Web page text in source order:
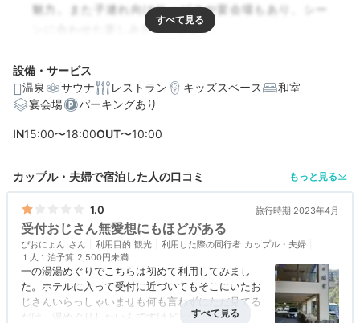
魅力。また子連れ向けサービスや宴会場もあり、シー
ンに合わせた楽しみ方ができます。
編集部おすすめの３つのポイント
ゆったりと温泉を楽しめる、宿泊者無料の貸切風呂
金目鯛の煮付けや肉料理も楽しめる、創作和食料理
設備・サービス
温泉
サウナ レストラン キッズスペース
和室
宴会場
パーキングあり
IN15:00〜18:00OUT〜10:00
カップル・夫婦で宿泊した人の口コミ もっと見る
1.0 旅行時期 2023年4月
受付おじさん無愛想にもほどがある
ぴおにょん 利用目的 観光 利用した際の同行者 カップル・夫婦
１人１泊予算 2,500円未満
一の湯湯めぐりでこちらは初めて利用してみまし
た。ホテルに入って受付に近づいてもそこにいたお
じさんいらっしゃいませも何も言わずにただ見てる
だけ。湯めぐりしたいんですけどというと「あっ